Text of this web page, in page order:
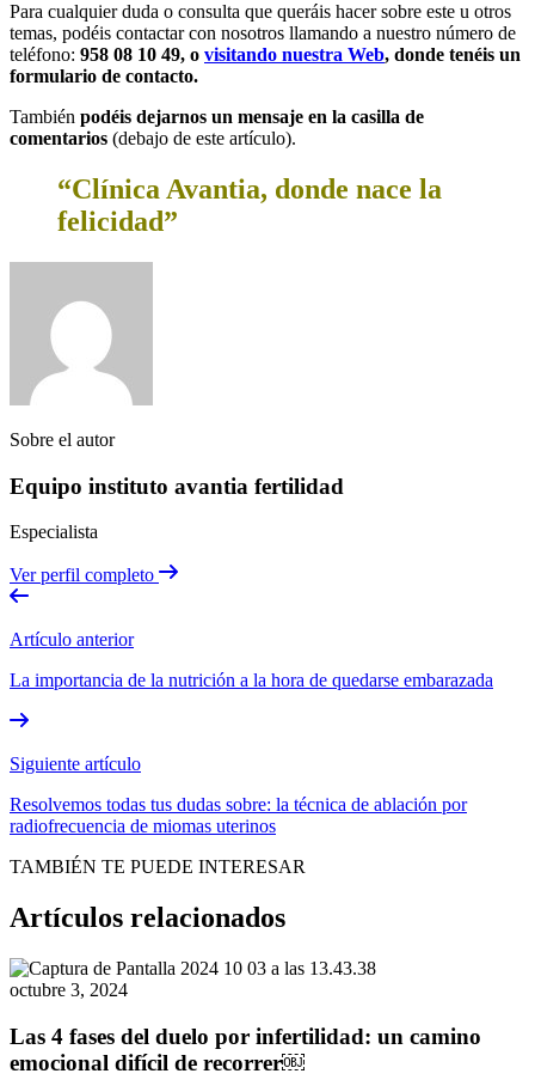
Para cualquier duda o consulta que queráis hacer sobre este u otros
temas, podéis contactar con nosotros llamando a nuestro número de
teléfono: 958 08 10 49, o visitando nuestra Web, donde tenéis un
formulario de contacto.
También podéis dejarnos un mensaje en la casilla de
comentarios (debajo de este artículo).
“Clínica Avantia, donde nace la
felicidad”
Sobre el autor
Equipo instituto avantia fertilidad
Especialista
Ver perfil completo
Artículo anterior
La importancia de la nutrición a la hora de quedarse embarazada
Siguiente artículo
Resolvemos todas tus dudas sobre: la técnica de ablación por
radiofrecuencia de miomas uterinos
TAMBIÉN TE PUEDE INTERESAR
Artículos relacionados
octubre 3, 2024
Las 4 fases del duelo por infertilidad: un camino
emocional difícil de recorrer￼